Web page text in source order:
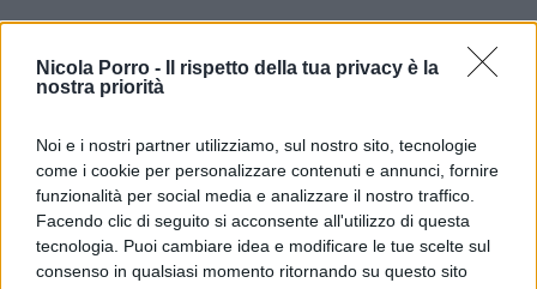
Nicola Porro -
Il rispetto della tua privacy è la
nostra priorità
Noi e i nostri partner utilizziamo, sul nostro sito, tecnologie
come i cookie per personalizzare contenuti e annunci, fornire
funzionalità per social media e analizzare il nostro traffico.
Facendo clic di seguito si acconsente all'utilizzo di questa
tecnologia. Puoi cambiare idea e modificare le tue scelte sul
consenso in qualsiasi momento ritornando su questo sito
Leggi anche:
Cosa ve ne fate di quella piazza piena?di Max
del papa
Per dire. L’ultima Supermedia calcolata da
Francesco Pregliasco suisondaggi elettorali